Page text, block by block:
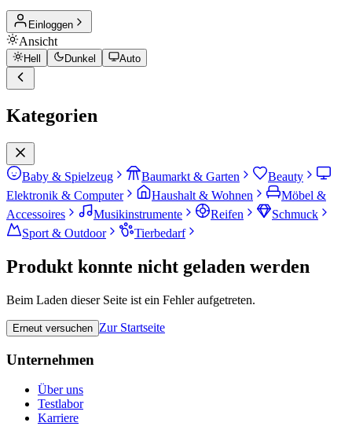
Einloggen
Ansicht
Hell Dunkel Auto
Kategorien
Baby & Spielzeug Baumarkt & Garten
Beauty
Elektronik & Computer
Haushalt & Wohnen
Möbel &
Accessoires
Musikinstrumente Reifen
Schmuck
Sport & Outdoor
Tierbedarf
Produkt konnte nicht geladen werden
Beim Laden dieser Seite ist ein Fehler aufgetreten.
Erneut versuchen Zur Startseite
Unternehmen
Über uns
Testlabor
Karriere